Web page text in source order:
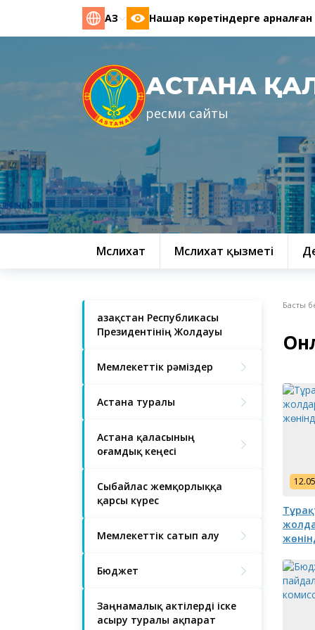
ҚАЗ Нашар көретіндерге арналған
АСТАНА
ресми сайты
Мәслихат Мәслихат қызметі
Қазақстан Республикасы
Президентінің Жолдауы
Мемлекеттік рәміздер
Астана туралы
Астана қаласының
Қоғамдық кеңесі
Сыбайлас жемқорлыққа
қарсы күрес
Мемлекеттік сатып алу
Бюджет
Заңнамалық актілерді іске
асыру туралы ақпарат
Басты